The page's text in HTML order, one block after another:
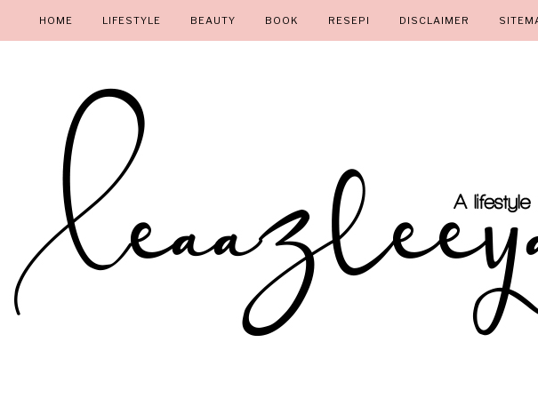
HOME LIFESTYLE BEAUTY BOOK RESEPI DISCLAIMER